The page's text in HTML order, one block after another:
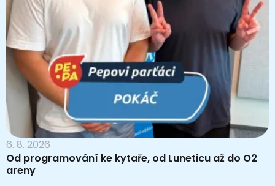
6. 8. 2026
Od programování ke kytaře, od Luneticu až do O2
areny